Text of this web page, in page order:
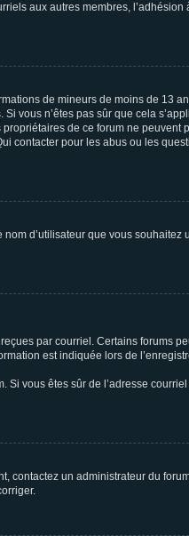
aux autres membres, l’adhésion
de mineurs de moins de 13
vous n’êtes pas sûr que cela
de ce forum ne peuvent
contacter pour les abus ou les
d’utilisateur que vous souhaitez
par courriel. Certains forums
est indiquée lors de
vous êtes sûr de l’adresse
contactez un administrateur du